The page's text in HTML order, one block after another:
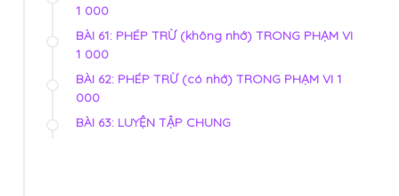
1 000
BÀI 61: PHÉP TRỪ (không nhớ) TRONG PHẠM VI
1 000
BÀI 62: PHÉP TRỪ (có nhớ) TRONG PHẠM VI 1
000
BÀI 63: LUYỆN TẬP CHUNG